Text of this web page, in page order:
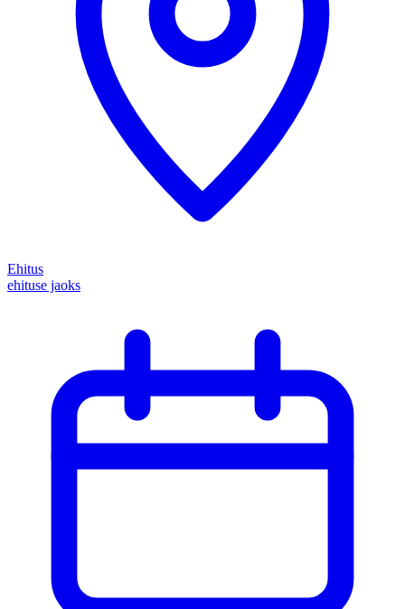
Ehitus
ehituse jaoks